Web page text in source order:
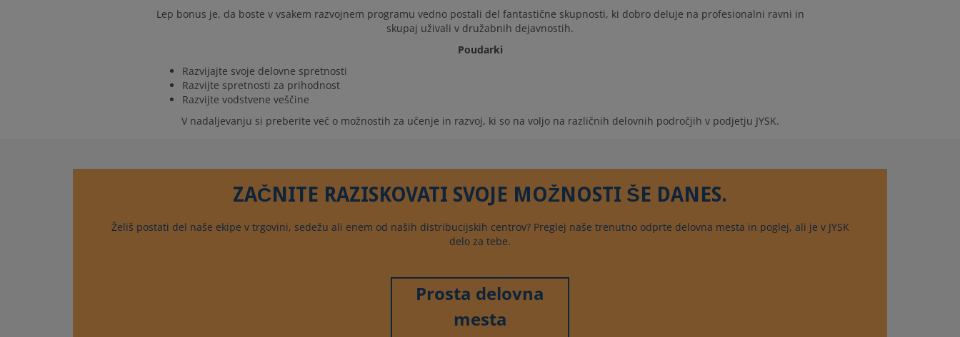
Lep bonus je, da boste v vsakem razvojnem programu vedno postali del fantastične skupnosti, ki dobro deluje na profesionalni ravni in
skupaj uživali v družabnih dejavnostih.
Poudarki
Razvijajte svoje delovne spretnosti
Razvijte spretnosti za prihodnost
Razvijte vodstvene veščine
V nadaljevanju si preberite več o možnostih za učenje in razvoj, ki so na voljo na različnih delovnih področjih v podjetju JYSK.
ZAČNITE RAZISKOVATI SVOJE MOŽNOSTI ŠE DANES.
Želiš postati del naše ekipe v trgovini, sedežu ali enem od naših distribucijskih centrov? Preglej naše trenutno odprte delovna mesta in poglej, ali je v JYSK
delo za tebe.
Prosta delovna
mesta